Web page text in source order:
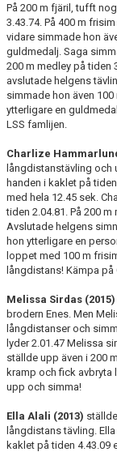
På 200 m fjäril, tufft
3.43.74. På 400 m
vidare simmade hon
guldmedalj. Saga
200 m medley på tiden
avslutade helgens
simmade hon även
ytterligare en
LSS famlijen.
Charlize
långdistanstävling och
handen i kaklet på
med hela 12.45 sek.
tiden 2.04.81. På 200
Avslutade helgens
hon ytterligare en
loppet med 100 m
långdistans! Kämpa på
Melissa Sirdas (2015)
brodern Enes. Men
långdistanser och
lyder 2.01.47 Melissa
ställde upp även i 200
kramp och fick
upp och simma!
Ella Alali (2013)
långdistans tävling.
kaklet på tiden 4.43.09